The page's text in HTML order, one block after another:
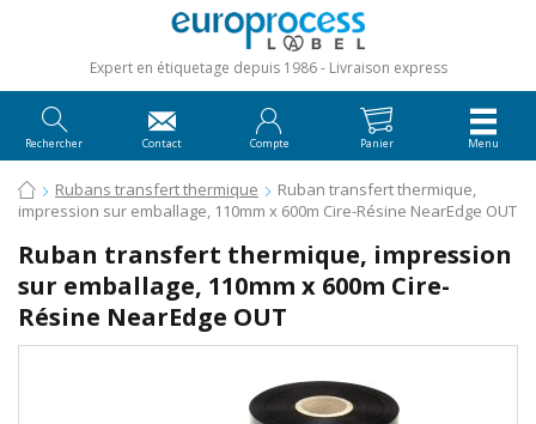
Expert en étiquetage depuis 1986 Livraison express
Rechercher Contact Compte Panier Menu
Rubans transfert thermique
Ruban transfert thermique,
impression sur emballage, 110mm x 600m Cire-Résine NearEdge OUT
Ruban transfert thermique, impression
sur emballage, 110mm x 600m Cire-
Résine NearEdge OUT